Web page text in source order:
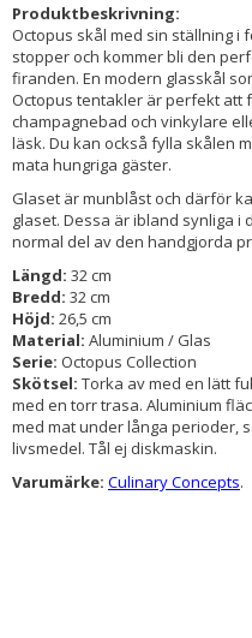
Produktbeskrivning:
Octopus skål med sin ställning i
stopper och kommer bli den
firanden. En modern glasskål
Octopus tentakler är perfekt att
champagnebad och vinkylare
läsk. Du kan också fylla skålen
mata hungriga gäster.
Glaset är munblåst och därför
glaset. Dessa är ibland synliga
normal del av den handgjorda
Längd: 32 cm
Bredd: 32 cm
Höjd: 26,5 cm
Material: Aluminium / Glas
Serie: Octopus Collection
Skötsel: Torka av med en lätt
med en torr trasa. Aluminium
med mat under långa perioder,
livsmedel. Tål ej diskmaskin.
Varumärke: Culinary Concepts.